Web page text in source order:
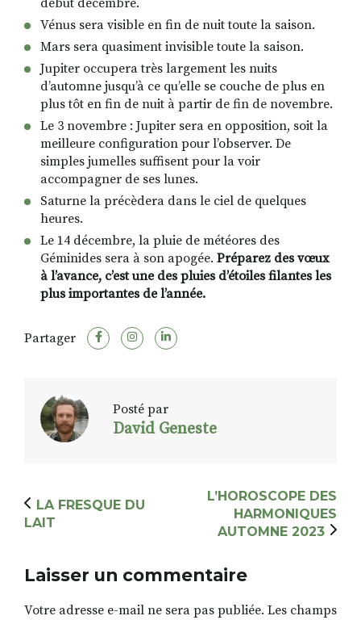
Vénus sera visible en fin de nuit toute la saison.
Mars sera quasiment invisible toute la saison.
Jupiter occupera très largement les nuits
d’automne jusqu’à ce qu’elle se couche de plus en
plus tôt en fin de nuit à partir de fin de novembre.
Le 3 novembre : Jupiter sera en opposition, soit la
meilleure configuration pour l’observer. De
simples jumelles suffisent pour la voir
accompagner de ses lunes.
Saturne la précèdera dans le ciel de quelques
heures.
Le 14 décembre, la pluie de météores des
Géminides sera à son apogée. Préparez des vœux
à l’avance, c’est une des pluies d’étoiles filantes les
plus importantes de l’année.
Partager
Posté par
David Geneste
LA FRESQUE DU
LAIT
L’HOROSCOPE DES
HARMONIQUES
AUTOMNE 2023
Laisser un commentaire
Votre adresse e-mail ne sera pas publiée. Les champs